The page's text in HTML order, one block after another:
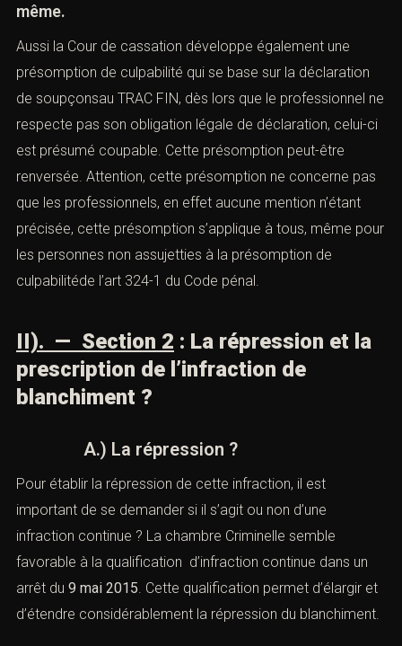
connaissance de l’origine frauduleusedes
biens ou des fonds.
2.) — Apporter la preuve de la
connaissance de l’action de blanchimentelle-
même.
Aussi la Cour de cassation développe également une
présomption de culpabilité qui se base sur la déclaration
de soupçonsau TRAC FIN, dès lors que le professionnel
ne respecte pas son obligation légale de déclaration,
être renversée. Attention, cette présomption ne
concerne pas que les professionnels, en effet aucune
mention n’étant précisée, cette présomption s’applique à
tous, même pour les personnes non assujetties à la
II). — Section 2 : La répression et la
prescription de l’infraction de
blanchiment ?
A.) La répression ?